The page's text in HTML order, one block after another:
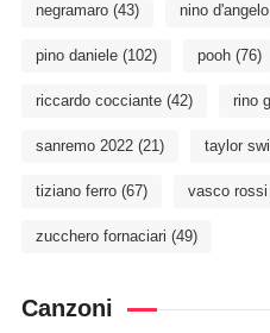
negramaro(43) nino d'angelo
pino daniele(102) pooh(76)
riccardo cocciante(42) rino
sanremo 2022(21) taylor
tiziano ferro(67) vasco rossi
zucchero fornaciari (49)
Canzoni